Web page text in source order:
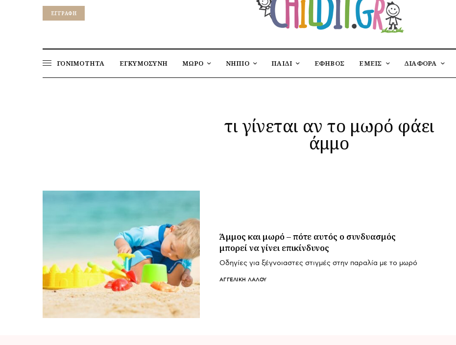
EΓΓΡΑΦΉ
ΓΟΝΙΜΟΤΗΤΑ ΕΓΚΥΜΟΣΥΝΗ ΜΩΡΟ ΝΗΠΙΟ ΠΑΙΔΙ ΕΦΗΒΟΣ ΕΜΕΙΣ ΔΙΑΦΟΡΑ
τι γίνεται αν το μωρό φάει
άμμο
Άμμος και μωρό – πότε αυτός ο συνδυασμός
μπορεί να γίνει επικίνδυνος
Οδηγίες για ξέγνοιαστες στιγμές στην παραλία με το μωρό
ΑΓΓΕΛΙΚΉ ΛΆΛΟΥ